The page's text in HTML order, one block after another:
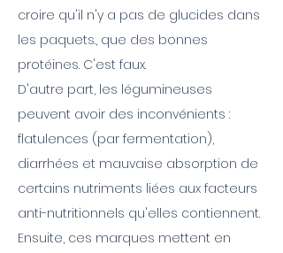
croire qu'il n'y a pas de glucides dans
les paquets., que des bonnes
protéines. C'est faux.
D'autre part, les légumineuses
peuvent avoir des inconvénients :
flatulences (par fermentation),
diarrhées et mauvaise absorption de
certains nutriments liées aux facteurs
anti-nutritionnels qu'elles contiennent.
Ensuite, ces marques mettent en